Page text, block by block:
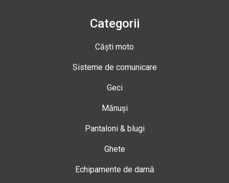
Categorii
Căști moto
Sisteme de comunicare
Geci
Mănuși
Pantaloni & blugi
Ghete
Echipamente de damă